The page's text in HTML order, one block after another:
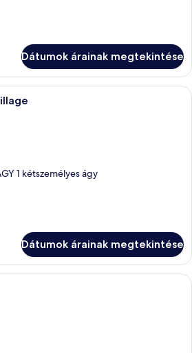
Dátumok árainak megtekintése
Egy fa szék és egy fehér
1 kétszemélyes ágy
Dátumok árainak megtekintése